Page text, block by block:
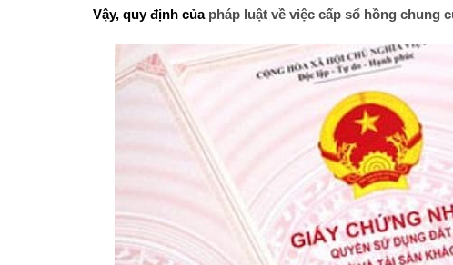
Vậy, quy định của pháp luật về việc cấp sổ hồng chung